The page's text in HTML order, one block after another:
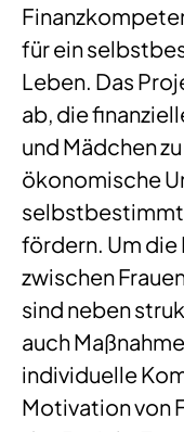
für ein
Leben. Das
ab, die
und Mädchen
ökonomische
fördern. Um
zwischen
sind neben
auch
individuelle
Motivation von